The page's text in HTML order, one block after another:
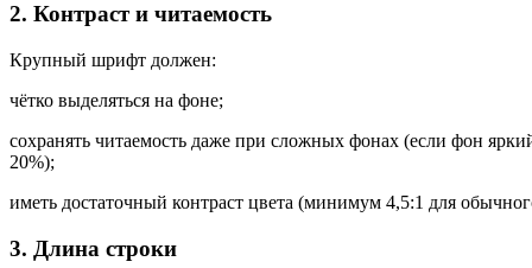
2. Контрасти читаемость
Крупный шрифт должен:
чётко выделяться на фоне;
сохранять читаемость даже при сложных фонах (если фон
20%);
иметь достаточный контраст цвета (минимум 4,5:1 для
3. Длина строки